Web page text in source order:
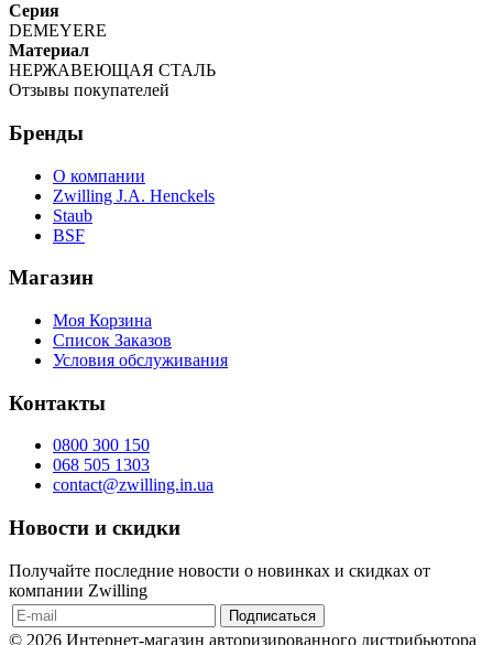
Серия
DEMEYERE
Материал
НЕРЖАВЕЮЩАЯ СТАЛЬ
Отзывы покупателей
Бренды
О компании
Zwilling J.A. Henckels
Staub
BSF
Магазин
Моя Корзина
Список Заказов
Условия обслуживания
Контакты
0800 300 150
068 505 1303
contact@zwilling.in.ua
Новости и скидки
Получайте последние новости о новинках и скидках от
компании Zwilling
© 2026 Интернет-магазин авторизированного дистрибьютора